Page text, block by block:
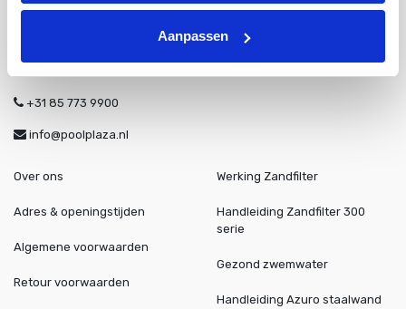
Aanpassen
+31 85 773 9900
info@poolplaza.nl
Over ons
Adres & openingstijden
Algemene voorwaarden
Retour voorwaarden
Werking Zandfilter
Handleiding Zandfilter 300
serie
Gezond zwemwater
Handleiding Azuro staalwand